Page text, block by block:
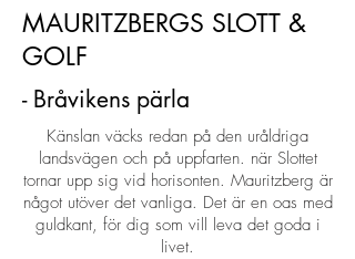
MAURITZBERGS SLOTT &
GOLF
- Bråvikens pärla
Känslan väcks redan på den uråldriga
landsvägen och på uppfarten. när Slottet
tornar upp sig vid horisonten. Mauritzberg är
något utöver det vanliga. Det är en oas med
guldkant, för dig som vill leva det goda i
livet.